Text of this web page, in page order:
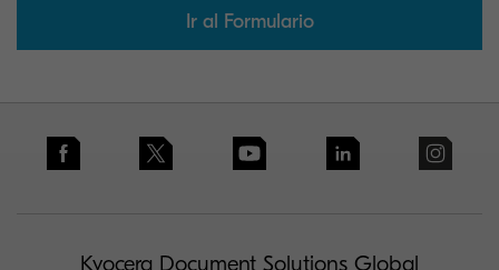
Ir al Formulario
Kyocera Document Solutions Global